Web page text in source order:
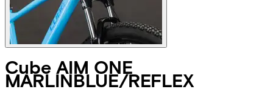
Cube AIM ONE
MARLINBLUE/REFLEX